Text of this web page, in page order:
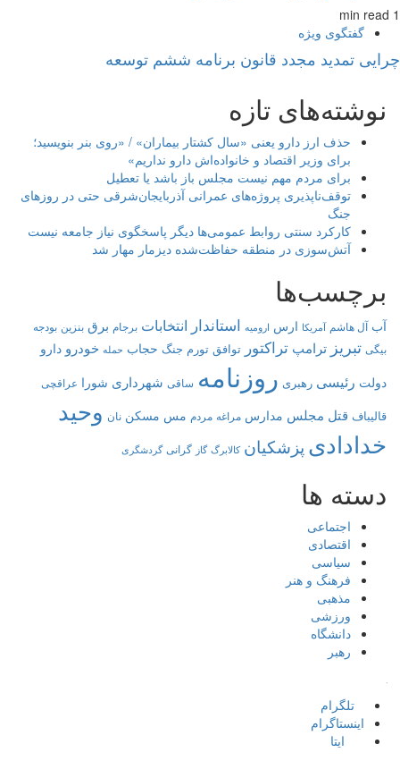
1 min read
گفتگوی ویژه
چرایی تمدید مجدد قانون برنامه ششم توسعه
نوشته‌های تازه
حذف ارز دارو یعنی «سال کشتار بیماران» / «روی بنر بنویسید؛
برای وزیر اقتصاد و خانواده‌اش دارو نداریم»
برای مردم مهم نیست مجلس باز باشد یا تعطیل
توقف‌ناپذیری پروژه‌های عمرانی آذربایجان‌شرقی حتی در روزهای
جنگ
کارکرد سنتی روابط عمومی‌ها دیگر پاسخگوی نیاز جامعه نیست
آتش‌سوزی در منطقه حفاظت‌شده دیزمار مهار شد
برچسب‌ها
آب آل هاشم آمریکا ارس ارومیه استاندار انتخابات برجام برق بنزین بودجه
بیگی تبریز ترامپ تراکتور توافق تورم جنگ حجاب حمله خودرو دارو
دولت رئیسی رهبری روزنامه ساقی شهرداری شورا عراقچی
قالیباف قتل مجلس مدارس مراغه مردم مس مسکن نان وحید
خدادادی پزشکیان کالابرگ گاز گرانی گردشگری
دسته ها
اجتماعی
اقتصادی
سیاسی
فرهنگ و هنر
مذهبی
ورزشی
دانشگاه
رهبر
تلگرام
اینستاگرام
ایتا